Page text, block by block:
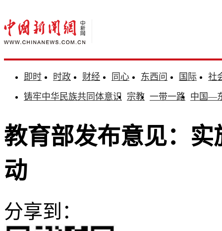
即时 时政 财经 同心 东西问 国际
社
铸牢中华民族共同体意识 宗教 一带一路 中国—
教育部发布意见：
动
分享到：